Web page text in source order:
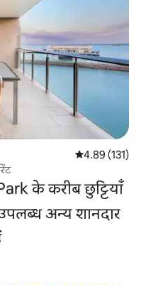
औसत रेटिंग 5 में से
4.89 (131)
के करीब छुट्टियाँ
अन्य शानदार